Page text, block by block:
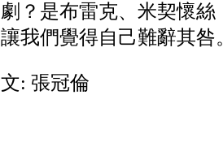
劇？是布雷克、米契懷
讓我們覺得自己難辭其咎
文: 張冠倫